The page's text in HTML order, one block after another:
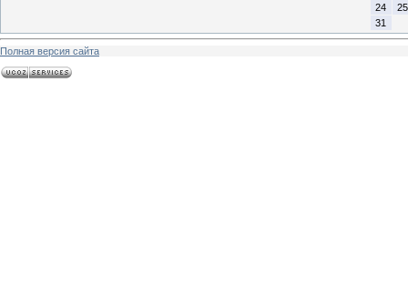
24
25
31
Полная версия сайта